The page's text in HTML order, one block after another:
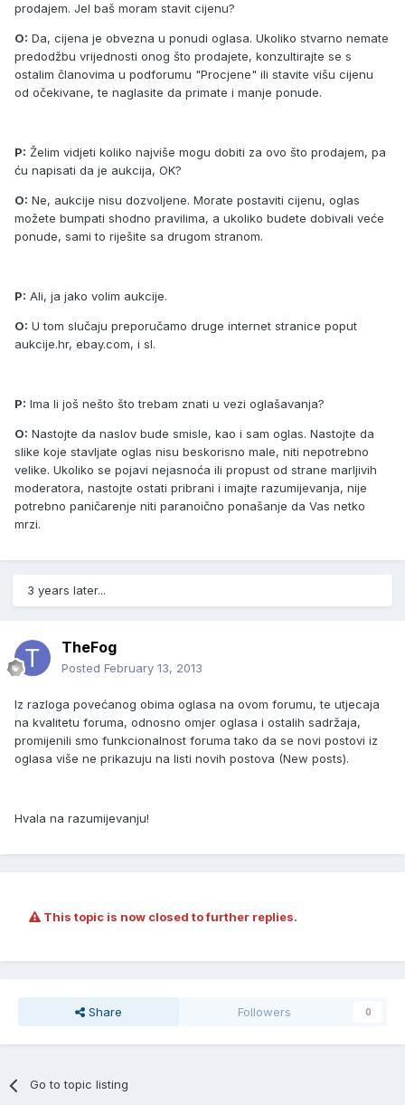
prodajem. Jel baš moram stavit cijenu?
O: Da, cijena je obvezna u ponudi oglasa. Ukoliko stvarno nemate
predodžbu vrijednosti onog što prodajete, konzultirajte se s
ostalim članovima u podforumu "Procjene" ili stavite višu cijenu
od očekivane, te naglasite da primate i manje ponude.
P: Želim vidjeti koliko najviše mogu dobiti za ovo što prodajem, pa
ću napisati da je aukcija, OK?
O: Ne, aukcije nisu dozvoljene. Morate postaviti cijenu, oglas
možete bumpati shodno pravilima, a ukoliko budete dobivali veće
ponude, sami to riješite sa drugom stranom.
P: Ali, ja jako volim aukcije.
O: U tom slučaju preporučamo druge internet stranice poput
aukcije.hr, ebay.com, i sl.
P: Ima li još nešto što trebam znati u vezi oglašavanja?
O: Nastojte da naslov bude smisle, kao i sam oglas. Nastojte da
slike koje stavljate oglas nisu beskorisno male, niti nepotrebno
velike. Ukoliko se pojavi nejasnoća ili propust od strane marljivih
moderatora, nastojte ostati pribrani i imajte razumijevanja, nije
potrebno paničarenje niti paranoično ponašanje da Vas netko
mrzi.
3 years later...
TheFog
Posted February 13, 2013
Iz razloga povećanog obima oglasa na ovom forumu, te utjecaja
na kvalitetu foruma, odnosno omjer oglasa i ostalih sadržaja,
promijenili smo funkcionalnost foruma tako da se novi postovi iz
oglasa više ne prikazuju na listi novih postova (New posts).
Hvala na razumijevanju!
This topic is now closed to further replies.
Share Followers 0
Go to topic listing